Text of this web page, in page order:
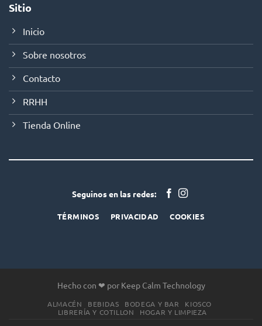
Sitio
Inicio
Sobre nosotros
Contacto
RRHH
Tienda Online
Seguinos en las redes:
TÉRMINOS PRIVACIDAD COOKIES
Hecho con ❤ por Keep Calm Technology
ALMACÉN BEBIDAS BODEGA Y BAR
KIOSCO
LIBRERÍA Y COTILLON
HOGAR Y LIMPIEZA